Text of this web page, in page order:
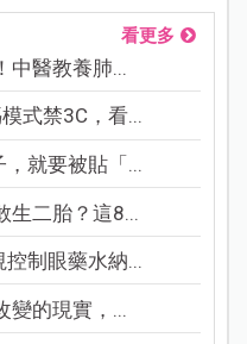
看更多
中醫教養肺...
式禁3C，看...
就要被貼「...
生二胎？這8...
制眼藥水納...
變的現實，...